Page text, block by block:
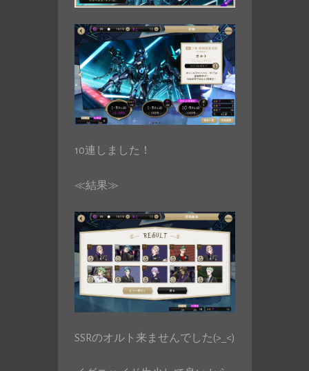
10連しました！
≪結果≫
SSRのオルト来ませんでした(>_<)